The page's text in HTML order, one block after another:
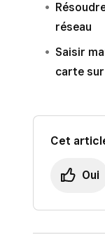
réseau
Saisir
carte
Cet
Oui